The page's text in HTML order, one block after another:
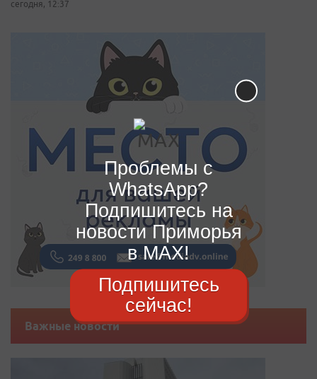
сегодня, 12:37
Важные новости
Проблемы с
WhatsApp?
Подпишитесь на
новости Приморья
в MAX!
Подпишитесь
сейчас!